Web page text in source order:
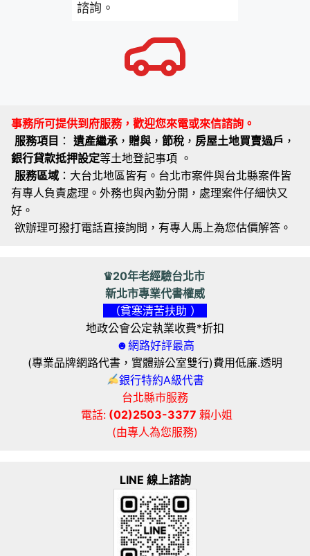
諮詢。
事務所可提供到府服務，歡迎您來電或來信諮詢。
服務項目 ： 遺產繼承 ， 贈與 ， 節稅 ， 房屋土地買賣過戶 ，
銀行貸款抵押設定等土地登記事項 。
服務區域 ：大台北地區皆有。台北市案件與台北縣案件皆
有專人負責處理。外務也與內勤分開，處理案件仔細快又
好。
欲辦理可撥打電話直接詢問，有專人馬上為您估價解答。
♛20年老經驗台北市
新北市專業代書權威
（貧寒清苦扶助 ）
地政公會公定執業收費*折扣
☻網路好評最高
(專業品牌網路代書，實體辦公室雙行)費用低廉.透明
銀行特約A級代書
台北縣市服務
電話: (02)2503-3377 賴小姐
(由專人為您服務)
LINE 線上諮詢